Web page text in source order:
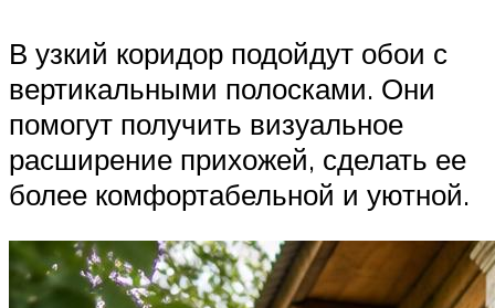
В узкий коридор подойдут обои с
вертикальными полосками. Они
помогут получить визуальное
расширение прихожей, сделать ее
более комфортабельной и уютной.